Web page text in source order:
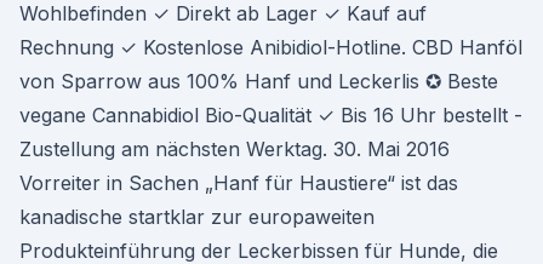
Wohlbefinden ✓ Direkt ab Lager ✓ Kauf auf
Rechnung ✓ Kostenlose Anibidiol-Hotline. CBD Hanföl
von Sparrow aus 100% Hanf und Leckerlis ✪ Beste
vegane Cannabidiol Bio-Qualität ✓ Bis 16 Uhr bestellt -
Zustellung am nächsten Werktag. 30. Mai 2016
Vorreiter in Sachen „Hanf für Haustiere“ ist das
kanadische startklar zur europaweiten
Produkteinführung der Leckerbissen für Hunde, die